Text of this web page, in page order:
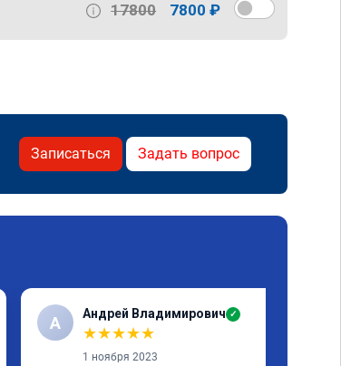
17800 7800 ₽
Записаться Задать вопрос
А Андрей Владимирович ✓
★★★★★
1 ноября 2023